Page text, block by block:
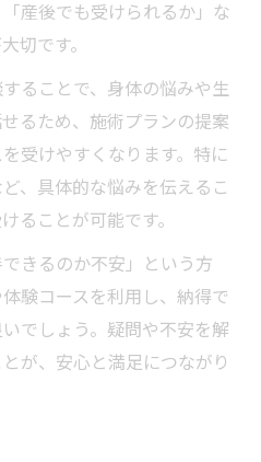
産後でも受けられるか」な
切です。
ることで、身体の悩みや生
るため、施術プランの提案
受けやすくなります。特に
、具体的な悩みを伝えるこ
ることが可能です。
きるのか不安」という方
験コースを利用し、納得で
でしょう。疑問や不安を解
が、安心と満足につながり